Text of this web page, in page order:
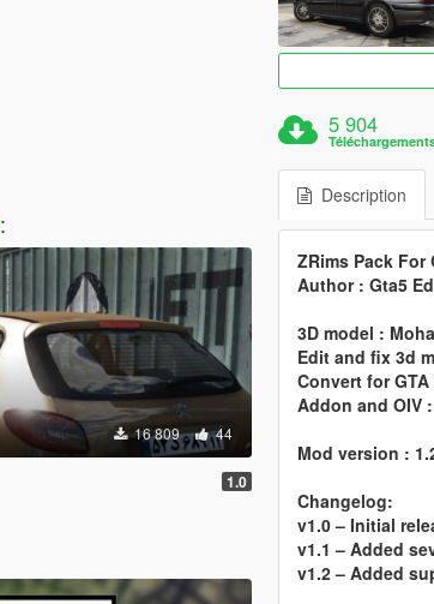
:
16 809 44
1.0
5 904
Description
ZRims Pack For
Author : Gta5
3D model :
Edit and fix 3d
Convert for GTA
Addon and OIV
Mod version :
Changelog:
v1.0 – Initial
v1.1 – Added
v1.2 – Added